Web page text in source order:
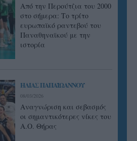
Από την Περούτζια του 2000
στο σήμερα: Tο τρίτο
ευρωπαϊκό ραντεβού του
Παναθηναϊκού με την
ιστορία
ΗΛΙΑΣ ΠΑΠΑΪΩΑΝΝΟΥ
08/03/2026
Αναγνώριση και σεβασμός
οι σημαντικότερες νίκες του
Α.Ο. Θήρας